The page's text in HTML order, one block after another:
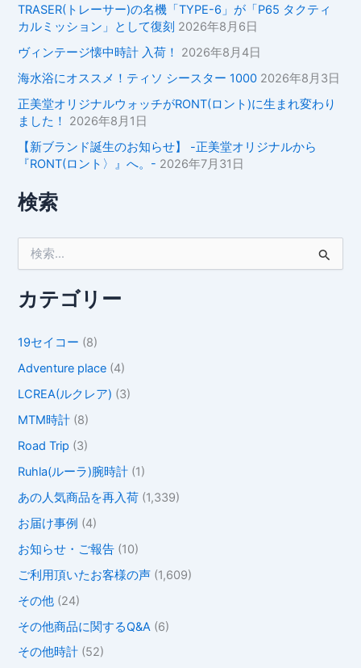
TRASER(トレーサー)の名機「TYPE-6」が「P65 タクティ
カルミッション」として復刻 2026年8月6日
ヴィンテージ懐中時計 入荷！
2026年8月4日
海水浴にオススメ！ティソ シースター 1000 2026年8月3日
正美堂オリジナルウォッチがRONT(ロント)に生まれ変わり
ました！
2026年8月1日
【新ブランド誕生のお知らせ】 -正美堂オリジナルから
『RONT(ロント〉』へ。- 2026年7月31日
検索
象
:カテゴリー
19セイコー (8)
Adventure place (4)
LCREA(ルクレア) (3)
MTM時計 (8)
Road Trip (3)
Ruhla(ルーラ)腕時計 (1)
あの人気商品を再入荷 (1,339)
お届け事例 (4)
お知らせ・ご報告 (10)
ご利用頂いたお客様の声 (1,609)
その他 (24)
その他商品に関するQ&A (6)
その他時計 (52)